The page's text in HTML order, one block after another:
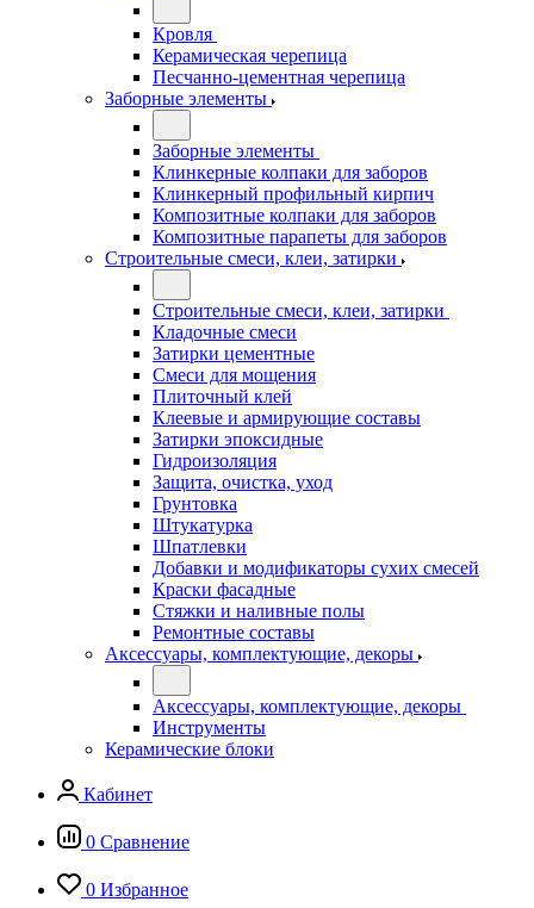
Кровля
Керамическая черепица
Песчанно-цементная черепица
Заборные элементы
Заборные элементы
Клинкерные колпаки для заборов
Клинкерный профильный кирпич
Композитные колпаки для заборов
Композитные парапеты для заборов
Строительные смеси, клеи, затирки
Строительные смеси, клеи, затирки
Кладочные смеси
Затирки цементные
Смеси для мощения
Плиточный клей
Клеевые и армирующие составы
Затирки эпоксидные
Гидроизоляция
Защита, очистка, уход
Грунтовка
Штукатурка
Шпатлевки
Добавки и модификаторы сухих смесей
Краски фасадные
Стяжки и наливные полы
Ремонтные составы
Аксессуары, комплектующие, декоры
Аксессуары, комплектующие, декоры
Инструменты
Керамические блоки
Кабинет
0 Сравнение
0 Избранное